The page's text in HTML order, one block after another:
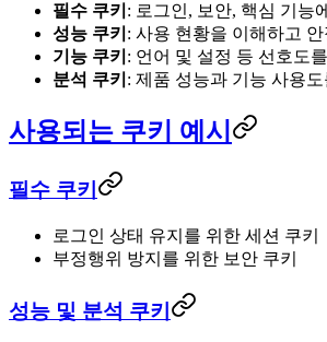
필수 쿠키 : 로그인, 보안, 핵심 기능
성능 쿠키 : 사용 현황을 이해하고
기능 쿠키 : 언어 및 설정 등 선호도
분석 쿠키 : 제품 성능과 기능 사용
사용되는 쿠키 예시
필수 쿠키
로그인 상태 유지를 위한 세션 쿠키
부정행위 방지를 위한 보안 쿠키
성능 및 분석 쿠키